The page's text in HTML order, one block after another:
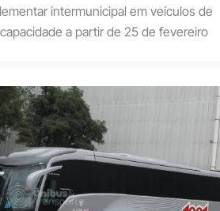
intermunicipal em veículos de
a partir de 25 de fevereiro